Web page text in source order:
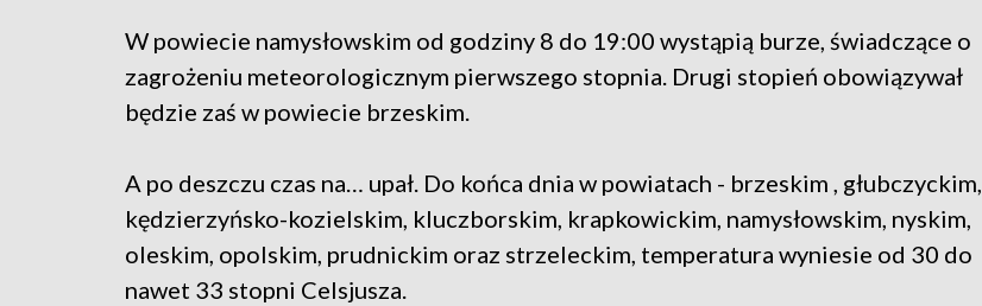
W powiecie namysłowskim od godziny 8 do 19:00 wystąpią burze, świadczące o
zagrożeniu meteorologicznym pierwszego stopnia. Drugi stopień obowiązywał
będzie zaś w powiecie brzeskim.
A po deszczu czas na… upał. Do końca dnia w powiatach - brzeskim , głubczyckim,
kędzierzyńsko-kozielskim, kluczborskim, krapkowickim, namysłowskim, nyskim,
oleskim, opolskim, prudnickim oraz strzeleckim, temperatura wyniesie od 30 do
nawet 33 stopni Celsjusza.